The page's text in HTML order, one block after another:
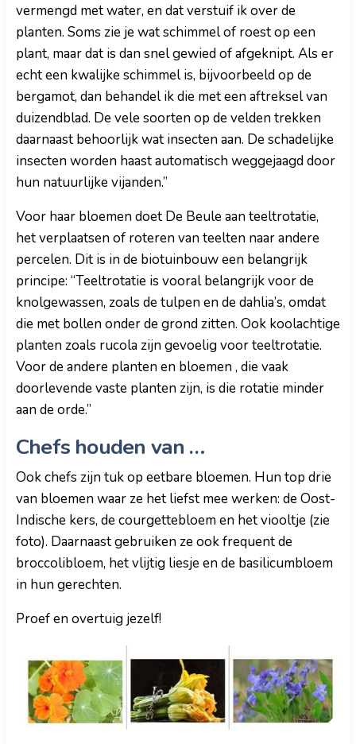
vermengd met water, en dat verstuif ik over de
planten. Soms zie je wat schimmel of roest op een
plant, maar dat is dan snel gewied of afgeknipt. Als er
echt een kwalijke schimmel is, bijvoorbeeld op de
bergamot, dan behandel ik die met een aftreksel van
duizendblad. De vele soorten op de velden trekken
daarnaast behoorlijk wat insecten aan. De schadelijke
insecten worden haast automatisch weggejaagd door
hun natuurlijke vijanden.”
Voor haar bloemen doet De Beule aan teeltrotatie,
het verplaatsen of roteren van teelten naar andere
percelen. Dit is in de biotuinbouw een belangrijk
principe: “Teeltrotatie is vooral belangrijk voor de
knolgewassen, zoals de tulpen en de dahlia’s, omdat
die met bollen onder de grond zitten. Ook koolachtige
planten zoals rucola zijn gevoelig voor teeltrotatie.
Voor de andere planten en bloemen , die vaak
doorlevende vaste planten zijn, is die rotatie minder
aan de orde.”
Chefs houden van …
Ook chefs zijn tuk op eetbare bloemen. Hun top drie
van bloemen waar ze het liefst mee werken: de Oost-
Indische kers, de courgettebloem en het viooltje (zie
foto). Daarnaast gebruiken ze ook frequent de
broccolibloem, het vlijtig liesje en de basilicumbloem
in hun gerechten.
Proef en overtuig jezelf!